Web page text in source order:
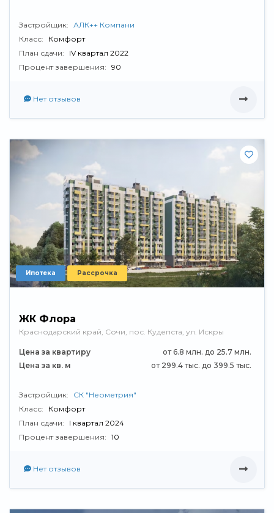
Застройщик: АЛК++ Компани
Класс:
Комфорт
План сдачи:
IV квартал 2022
Процент завершения: 90
Нет отзывов
Ипотека Рассрочка
ЖК Флора
Краснодарский край, Сочи, пос. Кудепста, ул. Искры
Цена за квартиру
от 6.8 млн. до 25.7 млн.
Цена за кв. м
от 299.4 тыс. до 399.5 тыс.
Застройщик:
СК "Неометрия"
Класс:
Комфорт
План сдачи:
I квартал 2024
Процент завершения: 10
Нет отзывов